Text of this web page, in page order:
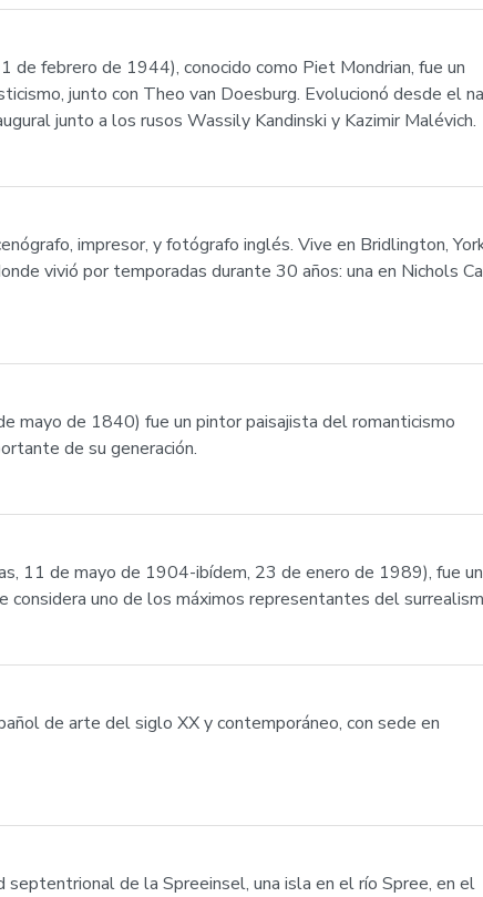
febrero de 1944), conocido como Piet Mondrian, fue un
junto con Theo van Doesburg. Evolucionó desde el
junto a los rusos Wassily Kandinski y Kazimir Malévich.
impresor, y fotógrafo inglés. Vive en Bridlington,
vivió por temporadas durante 30 años: una en Nichols
mayo de 1840) fue un pintor paisajista del romanticismo
de su generación.
11 de mayo de 1904-ibídem, 23 de enero de 1989), fue un
uno de los máximos representantes del
de arte del siglo XX y contemporáneo, con sede en
de la Spreeinsel, una isla en el río Spree, en el